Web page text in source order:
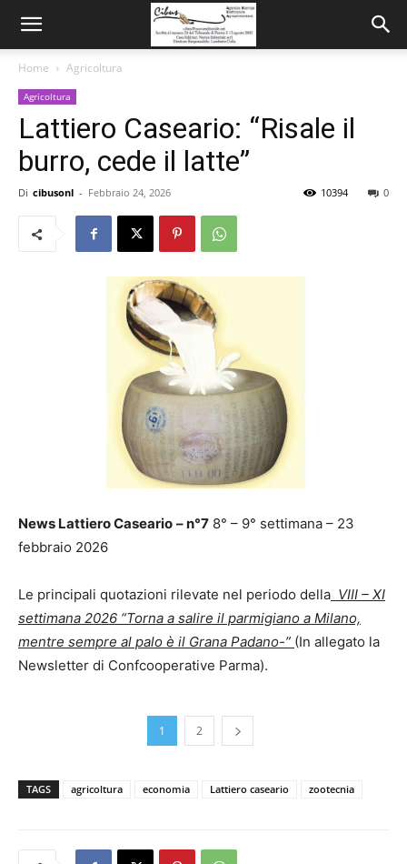
Home Agricoltura
Agricoltura
Lattiero Caseario: “Risale il
burro, cede il latte”
Di cibusonl - Febbraio 24, 2026 0
10394
News Lattiero Caseario – n°7 8° – 9° settimana – 23
febbraio 2026
Le principali quotazioni rilevate nel periodo della VIII – XI
settimana 2026 “Torna a salire il parmigiano a Milano,
mentre sempre al palo è il Grana Padano-” (In allegato la
Newsletter di Confcooperative Parma).
1 2
TAGS agricoltura economia Lattiero caseario zootecnia